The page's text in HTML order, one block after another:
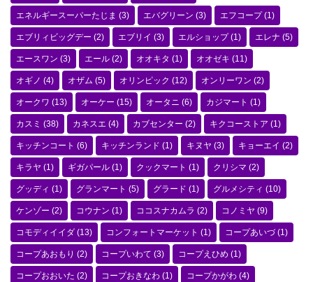
エネルギースーパーたじま (3) エバグリーン (3) エフコープ(1)
エブリィビッグデー (2) エブリイ (3) エルショップ(1) エレナ (5)
エースワン (3) エール (2) オオキタ (1) オオゼキ (11)
オギノ (4) オザム (5) オリンピック (12) オンリーワン (2)
オークワ (13) オーケー (15) オータニ (6) カジマート (1)
カスミ (38) カネスエ (4) カブセンター (2) キクコーストア (1)
キッチンコート (6) キッチンランド (1) キヌヤ (3) キョーエイ (2)
キラヤ (1) ギガパール (1) クックマート (1) クリシマ (2)
グッディ (1) グランマート (5) グラード (1) グルメシティ (10)
ケンゾー (2) コウナン (1) ココスナカムラ (2) コノミヤ (9)
コモディイイダ (13) コンフォートマーケット (1) コープあいづ(1)
コープあおもり (2) コープいわて (3) コープえひめ (1)
コープおおいた (2) コープおきなわ (1) コープかがわ (4)